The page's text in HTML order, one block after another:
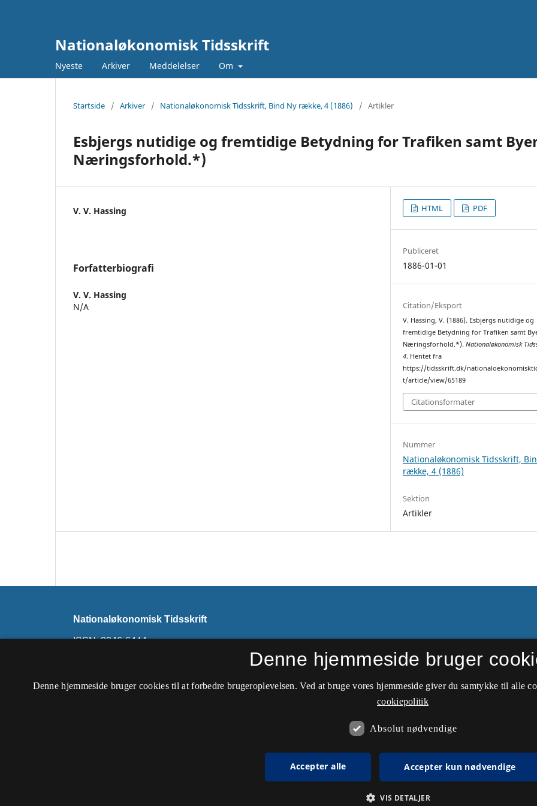
Nationaløkonomisk Tidsskrift
Nyeste Arkiver Meddelelser Om
Startside / Arkiver / Nationaløkonomisk Tidsskrift, Bind Ny række, 4 (1886) / Artikler
Esbjergs nutidige og fremtidige Betydning for Trafiken samt
Næringsforhold.*)
V. V. Hassing
Forfatterbiografi
V. V. Hassing
N/A
HTML PDF
Publiceret
1886-01-01
Citation/Eksport
V. Hassing, V. (1886). Esbjergs nutidige og
fremtidige Betydning for Trafiken samt
Næringsforhold.*).Nationaløkonomisk
4. Hentet fra
https://tidsskrift.dk/
t/article/view/65189
Citationsformater
Nummer
Nationaløkonomisk Tidsskrift,
række, 4 (1886)
Sektion
Artikler
Nationaløkonomisk Tidsskrift
ISSN: 2246-6444
Tidsskriftet udkommer ikke længere på denne side. Nyere udgivelser kan
Forening).
Denne hjemmeside bruger
Denne hjemmeside bruger cookies til at forbedre brugeroplevelsen. Ved at bruge vores hjemmeside giver du samtykke til alle
cookiepolitik
Absolut nødvendige
Accepter alle Accepter kun nødvendige
VIS DETALJER